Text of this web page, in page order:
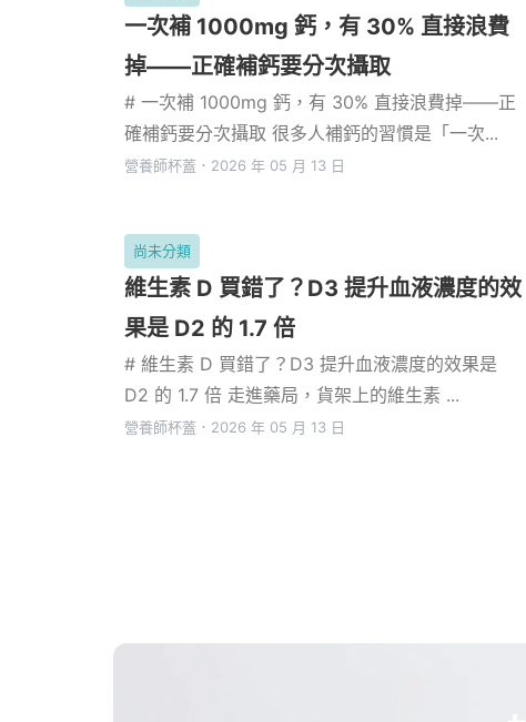
一次補 1000mg 鈣，有 30% 直接浪費
掉——正確補鈣要分次攝取
# 一次補 1000mg 鈣，有 30% 直接浪費掉——正
確補鈣要分次攝取 很多人補鈣的習慣是「一次...
營養師杯蓋 ． 2026 年 05 月 13 日
尚未分類
維生素 D 買錯了？D3 提升血液濃度的效
果是 D2 的 1.7 倍
# 維生素 D 買錯了？D3 提升血液濃度的效果是
D2 的 1.7 倍 走進藥局，貨架上的維生素 ...
營養師杯蓋 ． 2026 年 05 月 13 日